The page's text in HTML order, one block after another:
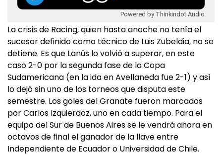
Powered by Thinkindot Audio
La crisis de Racing, quien hasta anoche no tenía el
sucesor definido como técnico de Luis Zubeldia, no se
detiene. Es que Lanús lo volvió a superar, en este
caso 2-0 por la segunda fase de la Copa
Sudamericana (en la ida en Avellaneda fue 2-1) y así
lo dejó sin uno de los torneos que disputa este
semestre. Los goles del Granate fueron marcados
por Carlos Izquierdoz, uno en cada tiempo. Para el
equipo del Sur de Buenos Aires se le vendrá ahora en
octavos de final el ganador de la llave entre
Independiente de Ecuador o Universidad de Chile.